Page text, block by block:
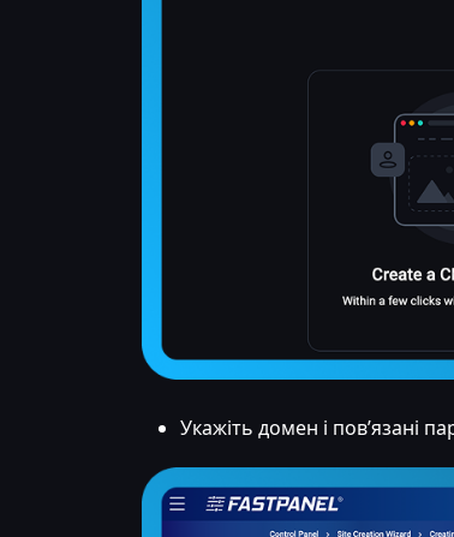
Укажіть домен і пов’язані